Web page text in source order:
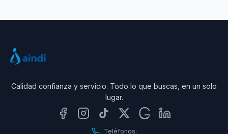
Calidad confianza y servicio. Todo lo que buscas, en un solo
lugar.
Teléfonos: